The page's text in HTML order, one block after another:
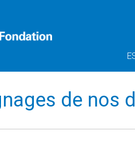
de nos